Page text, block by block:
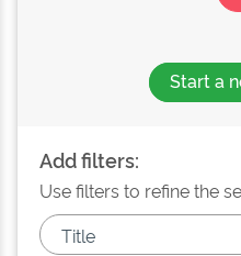
Start a
Add filters:
Use filters to refine the